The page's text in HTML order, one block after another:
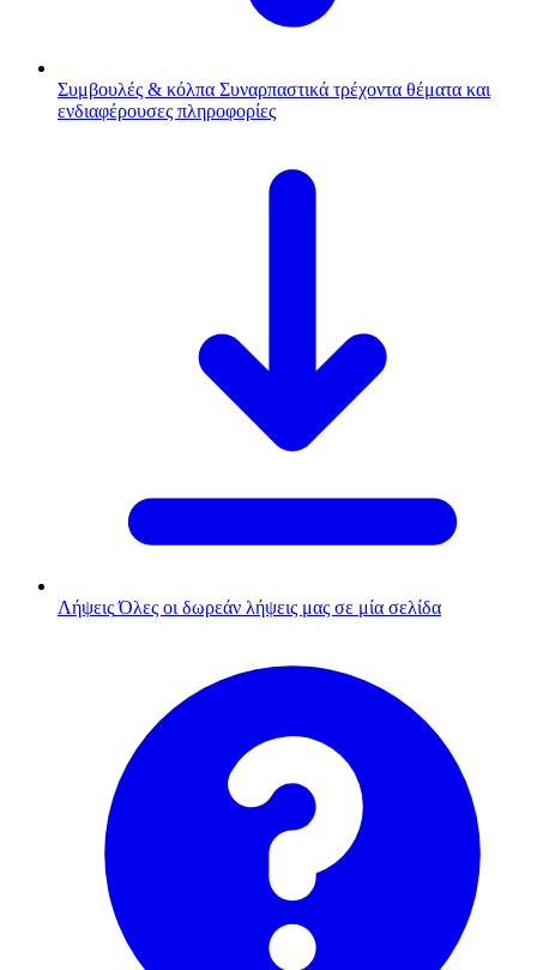
Συμβουλές & κόλπα Συναρπαστικά τρέχοντα θέματα και
ενδιαφέρουσες πληροφορίες
Λήψεις Όλες οι δωρεάν λήψεις μας σε μία σελίδα